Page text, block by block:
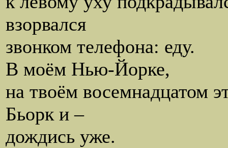
взорвался
звонком телефона: еду.
В моём Нью-Йорке,
на твоём восемнадцатом
Бьорк и –
дождись уже.